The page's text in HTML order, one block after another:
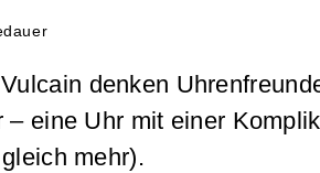
denken
– eine Uhr mit einer
mehr).